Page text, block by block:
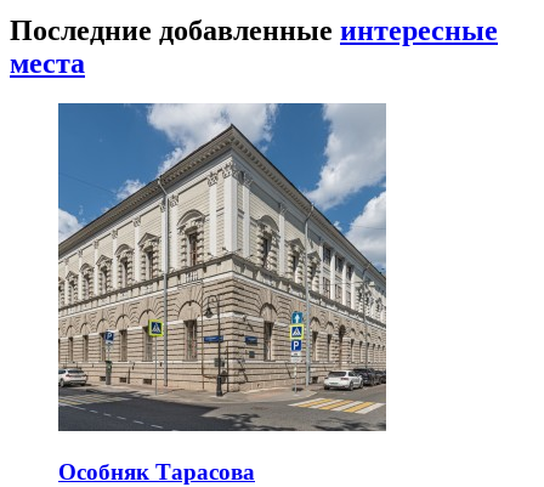
Последние добавленные интересные
места
Особняк Тарасова